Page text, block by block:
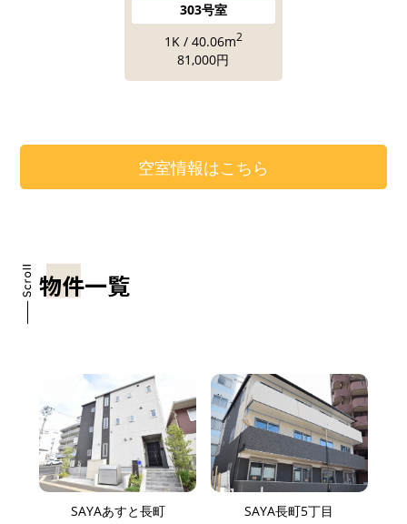
303号室
1K / 40.06m2
81,000円
空室情報はこちら
物件一覧
SAYAあすと長町 SAYA長町5丁目